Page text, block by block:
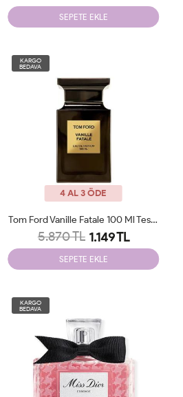
SEPETE EKLE
KARGO
BEDAVA
4 AL 3 ÖDE
Tom Ford Vanille Fatale 100 Ml Tester
5.870 TL 1.149 TL
SEPETE EKLE
KARGO
BEDAVA